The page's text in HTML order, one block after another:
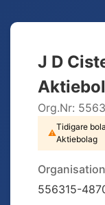
J D
Org.Nr:
⚠
Tidigare
Aktiebolag
556315-